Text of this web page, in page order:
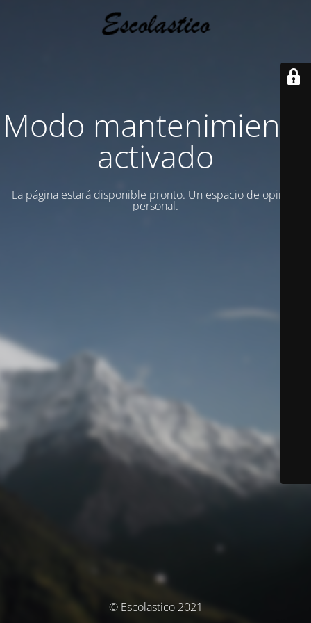
Modo mantenimiento
activado
La página estará disponible pronto. Un espacio de opinion
personal.
© Escolastico 2021